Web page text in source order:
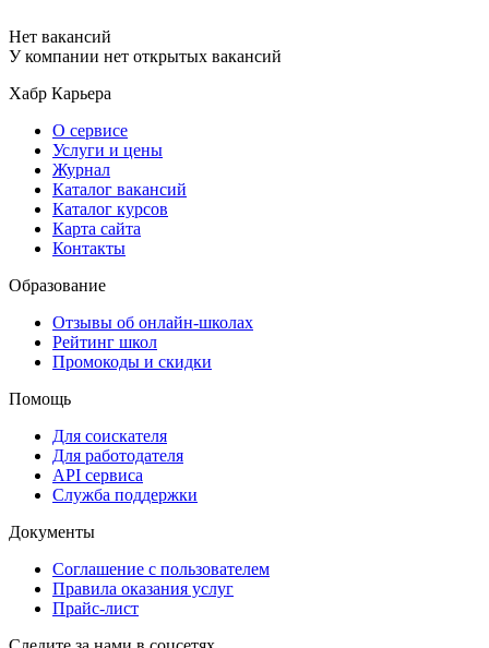
Нет вакансий
У компании нет открытых вакансий
Хабр Карьера
О сервисе
Услуги и цены
Журнал
Каталог вакансий
Каталог курсов
Карта сайта
Контакты
Образование
Отзывы об онлайн-школах
Рейтинг школ
Промокоды и скидки
Помощь
Для соискателя
Для работодателя
API сервиса
Служба поддержки
Документы
Соглашение с пользователем
Правила оказания услуг
Прайс-лист